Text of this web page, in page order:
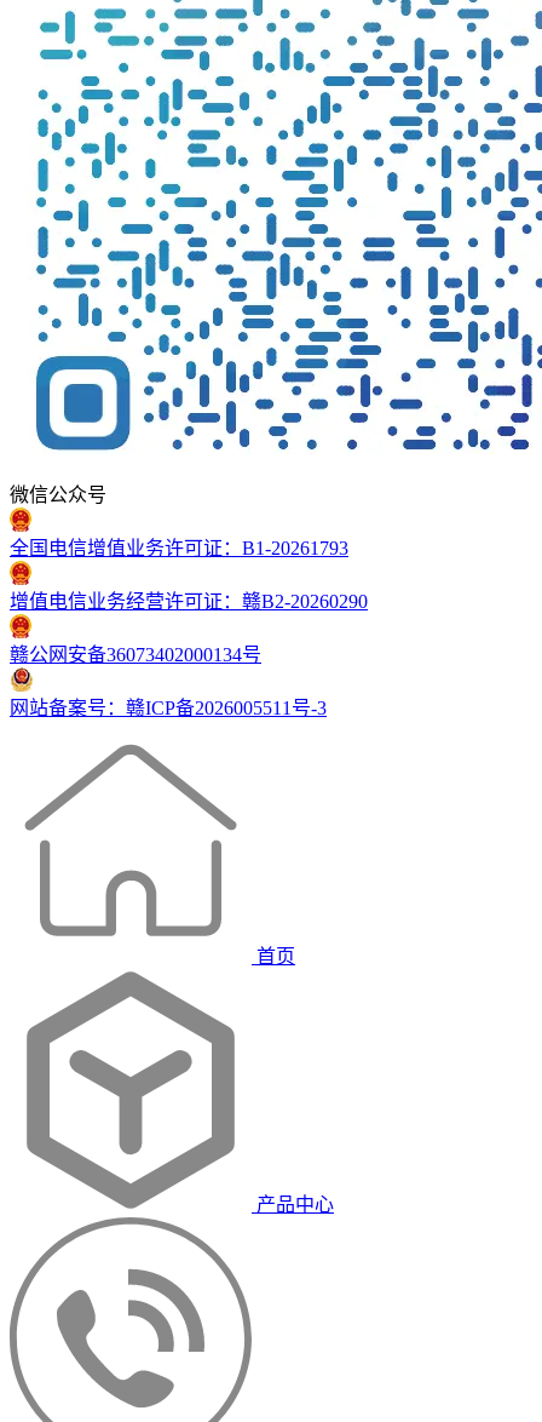
微信公众号
全国电信增值业务许可证：B1-20261793
增值电信业务经营许可证：赣B2-20260290
赣公网安备36073402000134号
网站备案号：赣ICP备2026005511号-3
首页
产品中心